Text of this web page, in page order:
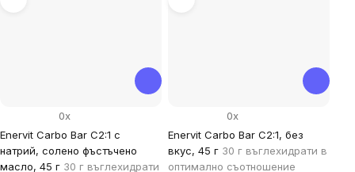
Enervit Carbo Bar C2:1 с
натрий, солено фъстъчено
масло, 45 г 30 г въглехидрати
0x
Enervit Carbo Bar C2:1, без
вкус, 45 г 30 г въглехидрати в
оптимално съотношение
0x